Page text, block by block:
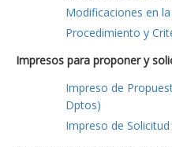
Modificaciones en
Procedimiento y
Impresos para proponer y
Impreso de
Dptos)
Impreso de